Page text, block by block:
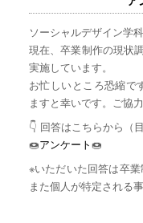
ソーシャルデザイン学
現在、卒業制作の現状
実施しています。
お忙しいところ恐縮で
ますと幸いです。ご協
👇 回答はこちらから（
🍩アンケート🍩
※いただいた回答は卒業
また個人が特定される